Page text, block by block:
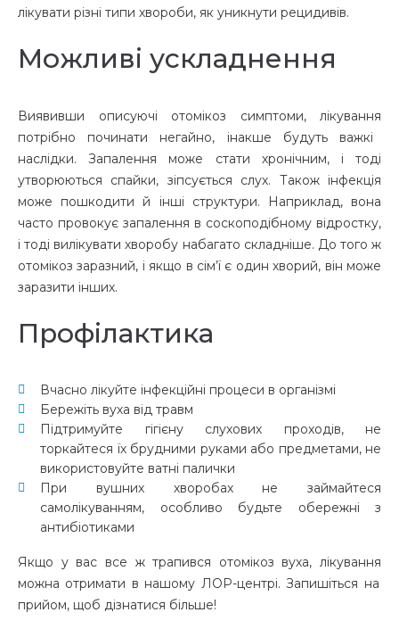
лікувати різні типи хвороби, як уникнути рецидивів.
Можливі ускладнення
Виявивши описуючі отомікоз симптоми, лікування
потрібно починати негайно, інакше будуть важкі
наслідки. Запалення може стати хронічним, і тоді
утворюються спайки, зіпсується слух. Також інфекція
може пошкодити й інші структури. Наприклад, вона
часто провокує запалення в соскоподібному відростку,
і тоді вилікувати хворобу набагато складніше. До того ж
отомікоз заразний, і якщо в сім’ї є один хворий, він може
заразити інших.
Профілактика
Вчасно лікуйте інфекційні процеси в організмі
Бережіть вуха від травм
Підтримуйте гігієну слухових проходів, не
торкайтеся їх брудними руками або предметами, не
використовуйте ватні палички
При вушних хворобах не займайтеся
самолікуванням, особливо будьте обережні з
антибіотиками
Якщо у вас все ж трапився отомікоз вуха, лікування
можна отримати в нашому ЛОР-центрі. Запишіться на
прийом, щоб дізнатися більше!